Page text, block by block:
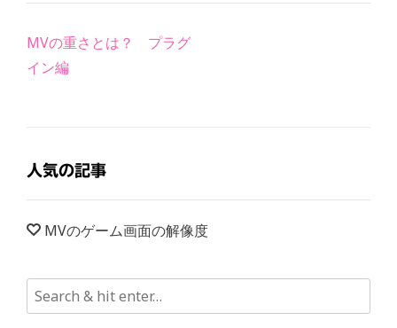
Post
navigation
MVの重さとは？ プラグ
イン編
人気の記事
MVのゲーム画面の解像度